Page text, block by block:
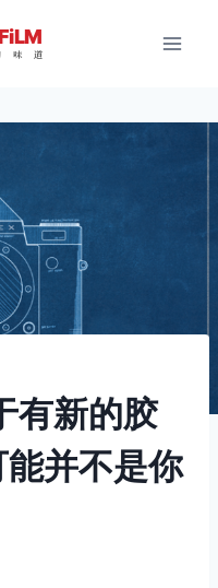
味 道
有新的胶
并不是你